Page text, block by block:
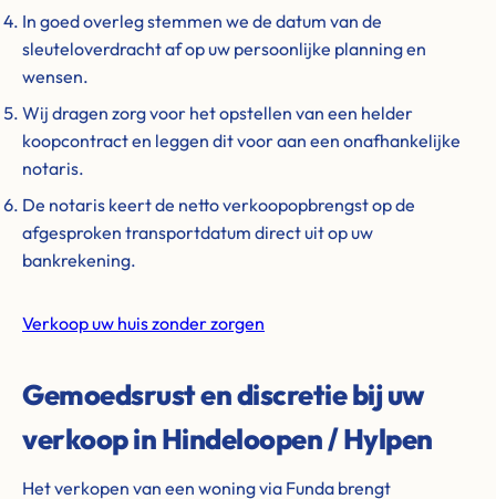
In goed overleg stemmen we de datum van de
sleuteloverdracht af op uw persoonlijke planning en
wensen.
Wij dragen zorg voor het opstellen van een helder
koopcontract en leggen dit voor aan een onafhankelijke
notaris.
De notaris keert de netto verkoopopbrengst op de
afgesproken transportdatum direct uit op uw
bankrekening.
Verkoop uw huis zonder zorgen
Gemoedsrust en discretie bij uw
verkoop in Hindeloopen / Hylpen
Het verkopen van een woning via Funda brengt